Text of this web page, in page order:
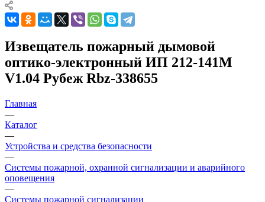
Извещатель пожарный дымовой
оптико-электронный ИП 212-141М
V1.04 Рубеж Rbz-338655
Главная
—
Каталог
—
Устройства и средства безопасности
—
Системы пожарной, охранной сигнализации и аварийного
оповещения
—
Системы пожарной сигнализации